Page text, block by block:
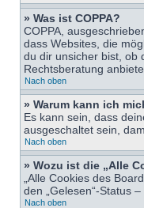
» Was ist COPPA?
COPPA,
dass Websites, die
du dir unsicher bist, ob
Rechtsberatung
Nach oben
» Warum kann ich
Es kann sein, dass
ausgeschaltet sein,
Nach oben
» Wozu ist die „Alle
„Alle Cookies des
den „Gelesen“-Status
Nach oben